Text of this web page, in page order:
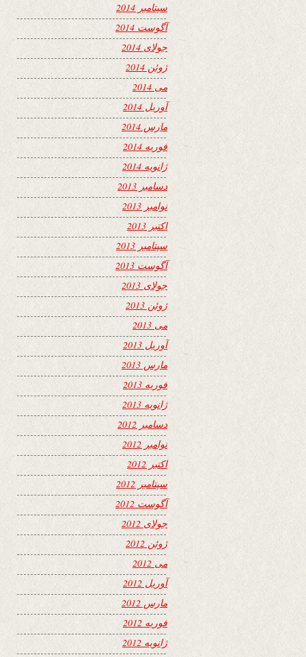
سپتامبر 2014
آگوست 2014
جولای 2014
ژوئن 2014
می 2014
آوریل 2014
مارس 2014
فوریه 2014
ژانویه 2014
دسامبر 2013
نوامبر 2013
اکتبر 2013
سپتامبر 2013
آگوست 2013
جولای 2013
ژوئن 2013
می 2013
آوریل 2013
مارس 2013
فوریه 2013
ژانویه 2013
دسامبر 2012
نوامبر 2012
اکتبر 2012
سپتامبر 2012
آگوست 2012
جولای 2012
ژوئن 2012
می 2012
آوریل 2012
مارس 2012
فوریه 2012
ژانویه 2012